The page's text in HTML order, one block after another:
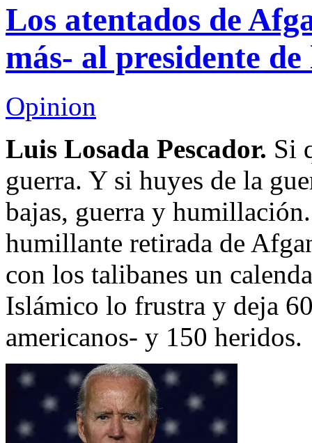
Los atentados de
más- al presidente
Opinion
Luis Losada Pescador. Si
guerra. Y si huyes de la
bajas, guerra y
humillante retirada de
con los talibanes un
Islámico lo frustra y deja
americanos- y 150 heridos.